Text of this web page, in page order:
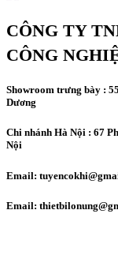
CÔNG TY
CÔNG
Showroom trưng bày :
Dương
Chi nhánh Hà Nội : 67
Nội
Email:
Email: